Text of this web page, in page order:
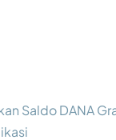
Saldo DANA